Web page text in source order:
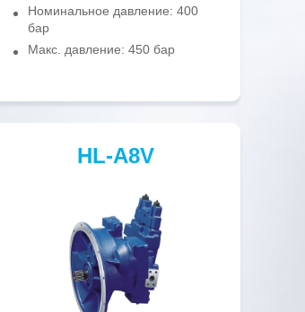
Номинальное давление: 400
бар
Макс. давление: 450 бар
HL-A8V